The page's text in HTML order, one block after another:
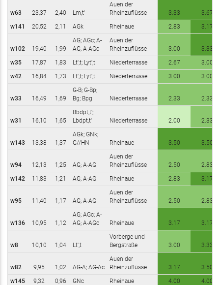
w63 23,37 2,40 Lm,t'
Auen der
Rheinzuflüsse
3.33
3.67
w141
20,52 2,11 AGk Rheinaue 2.83 3.17
w102 19,40 1,99
AG; AGc; A-
AG; A-AGc
Auen der
Rheinzuflüsse
3.00
3.33
w35
17,87 1,83 Lt',t; Lyt',t Niederterrasse 2.67
3.00
w42
16,84 1,73 Lt',t; Lyt',t Niederterrasse 3.00 3.00
w33 16,49 1,69
G-B; G-Bp;
Bg; Bpg
Niederterrasse 2.33 2.33
w31 16,10 1,65
Bbdpt,t';
Lbdpt,t'
Niederterrasse 2.00 2.33
w143 13,38 1,37
AGk; GNk;
G//HN
Rheinaue 3.50 3.50
w94 12,13 1,25 AG; A-AG
Auen der
Rheinzuflüsse
2.50
2.83
w142
11,83 1,21 AG; A-AG Rheinaue 2.83 3.17
w95 11,40 1,17 AG; A-AG
Auen der
Rheinzuflüsse
2.50 2.83
w136 10,95 1,12
AG; AGc; A-
AG; A-AGc
Rheinaue 3.17 3.17
w8 10,10 1,04 Lt',t
Vorberge und
Bergstraße
3.00 3.33
w82 9,95 1,02 AG-A; AG-Ac
Auen der
Rheinzuflüsse
3.17
3.50
w145
9,32 0,96 GNc Rheinaue 4.00
4.00